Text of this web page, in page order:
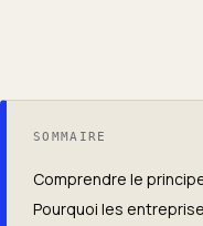
SOMMAIRE
Comprendre le
Pourquoi les